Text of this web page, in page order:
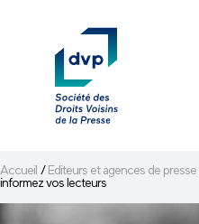
Accueil / Editeurs et agences de presse
informez vos lecteurs